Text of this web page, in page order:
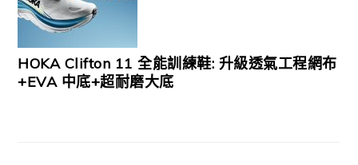
HOKA Clifton 11 全能訓練鞋: 升級透氣工程網布
+EVA 中底+超耐磨大底